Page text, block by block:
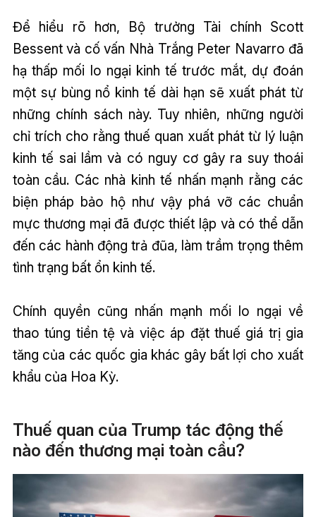
Để hiểu rõ hơn, Bộ trưởng Tài chính Scott
Bessent và cố vấn Nhà Trắng Peter Navarro đã
hạ thấp mối lo ngại kinh tế trước mắt, dự đoán
một sự bùng nổ kinh tế dài hạn sẽ xuất phát từ
những chính sách này. Tuy nhiên, những người
chỉ trích cho rằng thuế quan xuất phát từ lý luận
kinh tế sai lầm và có nguy cơ gây ra suy thoái
toàn cầu. Các nhà kinh tế nhấn mạnh rằng các
biện pháp bảo hộ như vậy phá vỡ các chuẩn
mực thương mại đã được thiết lập và có thể dẫn
đến các hành động trả đũa, làm trầm trọng thêm
tình trạng bất ổn kinh tế.
Chính quyền cũng nhấn mạnh mối lo ngại về
thao túng tiền tệ và việc áp đặt thuế giá trị gia
tăng của các quốc gia khác gây bất lợi cho xuất
khẩu của Hoa Kỳ.
Thuế quan của Trump tác động thế
nào đến thương mại toàn cầu?